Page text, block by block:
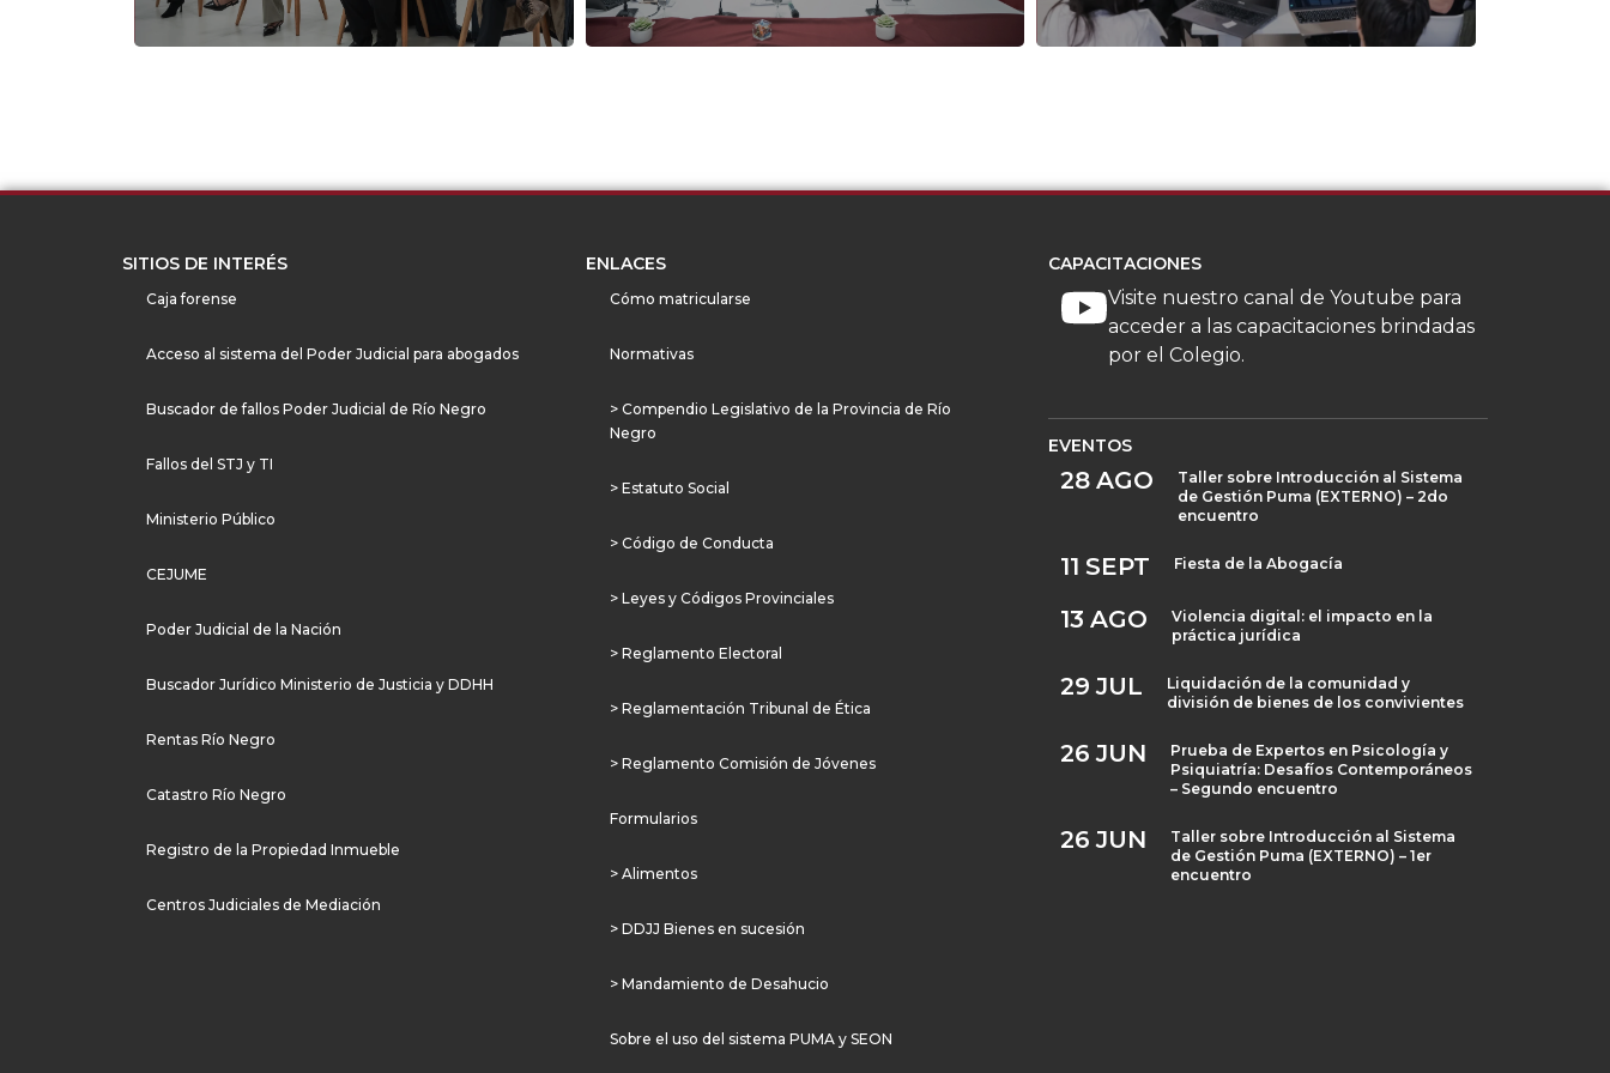
SITIOS DE INTERÉS
Caja forense
Acceso al sistema del Poder Judicial para abogados
Buscador de fallos Poder Judicial de Río Negro
Fallos del STJ y TI
Ministerio Público
CEJUME
Poder Judicial de la Nación
Buscador Jurídico Ministerio de Justicia y DDHH
Rentas Río Negro
Catastro Río Negro
Registro de la Propiedad Inmueble
Centros Judiciales de Mediación
ENLACES
Cómo matricularse
Normativas
> Compendio Legislativo de la Provincia de Río
Negro
> Estatuto Social
> Código de Conducta
> Leyes y Códigos Provinciales
> Reglamento Electoral
> Reglamentación Tribunal de Ética
> Reglamento Comisión de Jóvenes
Formularios
> Alimentos
> DDJJ Bienes en sucesión
> Mandamiento de Desahucio
Sobre el uso del sistema PUMA y SEON
CAPACITACIONES
Visite nuestro canal de Youtube para
acceder a las capacitaciones brindadas
por el Colegio.
EVENTOS
28 AGO
Taller sobre Introducción al Sistema
de Gestión Puma (EXTERNO) – 2do
encuentro
11 SEPT Fiesta de la Abogacía
13 AGO
Violencia digital: el impacto en la
práctica jurídica
29 JUL
Liquidación de la comunidad y
división de bienes de los convivientes
26 JUN
Prueba de Expertos en Psicología y
Psiquiatría: Desafíos Contemporáneos
– Segundo encuentro
26 JUN
Taller sobre Introducción al Sistema
de Gestión Puma (EXTERNO) – 1er
encuentro